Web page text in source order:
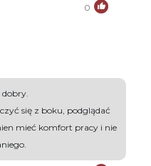
0
dobry.
się z boku, podglądać
mieć komfort pracy i nie